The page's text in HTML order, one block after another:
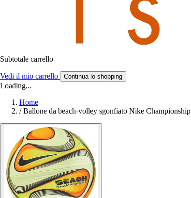
Subtotale carrello
Vedi il mio carrello Continua lo shopping
Loading...
Home
/ Ballone da beach-volley sgonfiato Nike Championship